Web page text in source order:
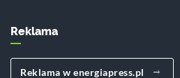
Reklama
Reklama w energiapress.pl